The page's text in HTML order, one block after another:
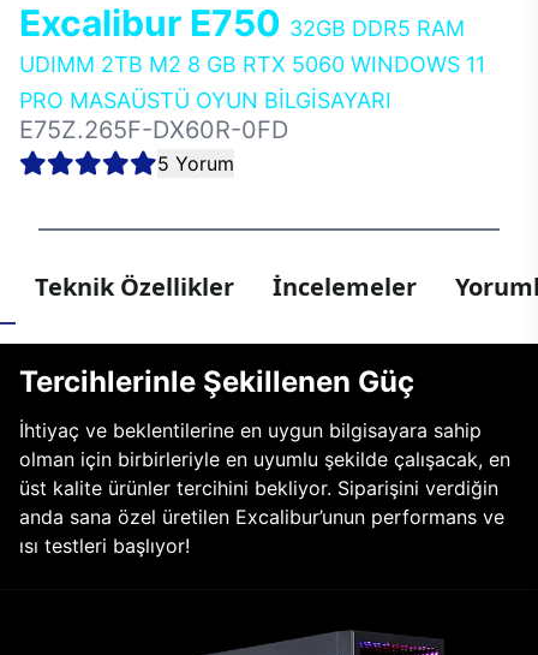
Excalibur E750 32GB DDR5 RAM
UDIMM 2TB M2 8 GB RTX 5060 WINDOWS 11
PRO MASAÜSTÜ OYUN BİLGİSAYARI
E75Z.265F-DX60R-0FD
5 Yorum
Teknik Özellikler İncelemeler
Tercihlerinle Şekillenen Güç
İhtiyaç ve beklentilerine en uygun bilgisayara sahip
olman için birbirleriyle en uyumlu şekilde çalışacak, en
üst kalite ürünler tercihini bekliyor. Siparişini verdiğin
anda sana özel üretilen Excalibur’unun performans ve
ısı testleri başlıyor!